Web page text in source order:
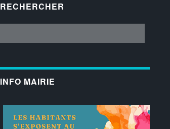
RECHERCHER
INFO MAIRIE